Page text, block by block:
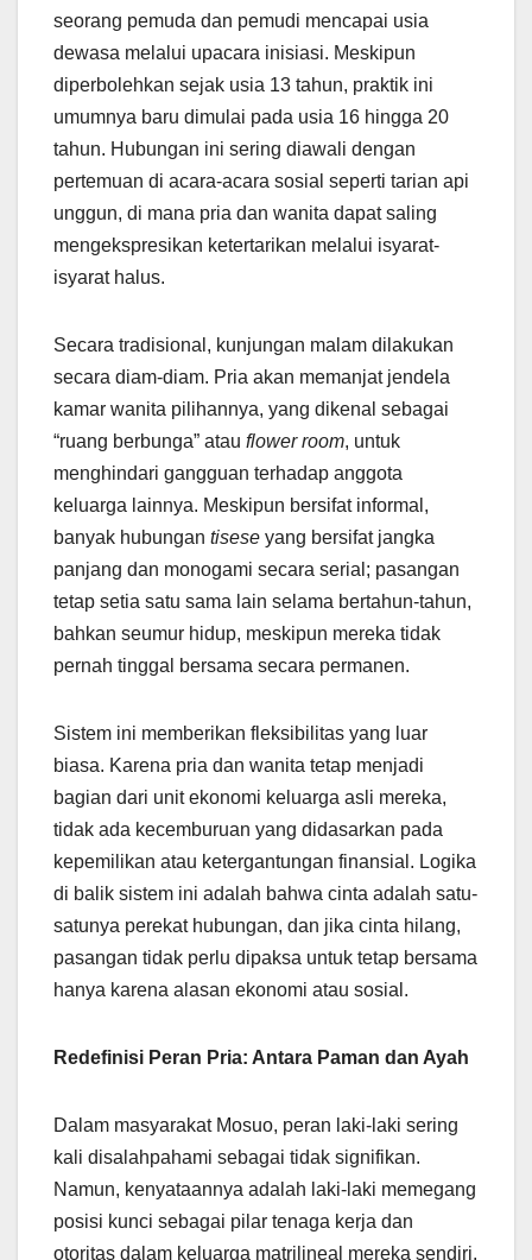
seorang pemuda dan pemudi mencapai usia
dewasa melalui upacara inisiasi. Meskipun
diperbolehkan sejak usia 13 tahun, praktik ini
umumnya baru dimulai pada usia 16 hingga 20
tahun. Hubungan ini sering diawali dengan
pertemuan di acara-acara sosial seperti tarian api
unggun, di mana pria dan wanita dapat saling
mengekspresikan ketertarikan melalui isyarat-
isyarat halus.
Secara tradisional, kunjungan malam dilakukan
secara diam-diam. Pria akan memanjat jendela
kamar wanita pilihannya, yang dikenal sebagai
“ruang berbunga” atau flower room, untuk
menghindari gangguan terhadap anggota
keluarga lainnya. Meskipun bersifat informal,
banyak hubungan tisese yang bersifat jangka
panjang dan monogami secara serial; pasangan
tetap setia satu sama lain selama bertahun-tahun,
bahkan seumur hidup, meskipun mereka tidak
pernah tinggal bersama secara permanen.
Sistem ini memberikan fleksibilitas yang luar
biasa. Karena pria dan wanita tetap menjadi
bagian dari unit ekonomi keluarga asli mereka,
tidak ada kecemburuan yang didasarkan pada
kepemilikan atau ketergantungan finansial. Logika
di balik sistem ini adalah bahwa cinta adalah satu-
satunya perekat hubungan, dan jika cinta hilang,
pasangan tidak perlu dipaksa untuk tetap bersama
hanya karena alasan ekonomi atau sosial.
Redefinisi Peran Pria: Antara Paman dan Ayah
Dalam masyarakat Mosuo, peran laki-laki sering
kali disalahpahami sebagai tidak signifikan.
Namun, kenyataannya adalah laki-laki memegang
posisi kunci sebagai pilar tenaga kerja dan
otoritas dalam keluarga matrilineal mereka sendiri.